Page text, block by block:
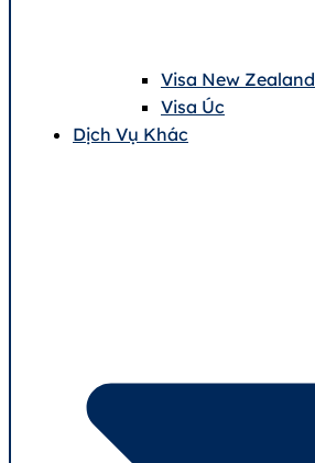
Visa New Zealand
Visa Úc
Dịch Vụ Khác